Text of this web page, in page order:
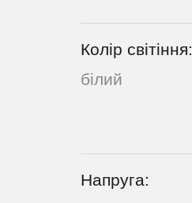
Колір світіння:
білий
Напруга: